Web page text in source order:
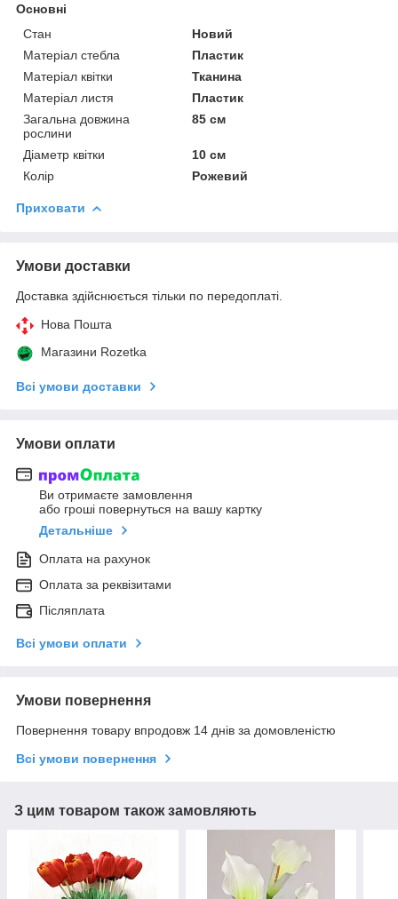
Основні
Стан
Новий
Матеріал стебла
Пластик
Матеріал квітки
Тканина
Матеріал листя
Пластик
Загальна довжина
рослини
85 см
Діаметр квітки
10 см
Колір
Рожевий
Приховати
Умови доставки
Доставка здійснюється тільки по передоплаті.
Нова Пошта
Магазини Rozetka
Всі умови доставки
Умови оплати
Ви отримаєте замовлення
або гроші повернуться на вашу картку
Детальніше
Оплата на рахунок
Оплата за реквізитами
Післяплата
Всі умови оплати
Умови повернення
Повернення товару впродовж 14 днів за домовленістю
Всі умови повернення
З цим товаром також замовляють